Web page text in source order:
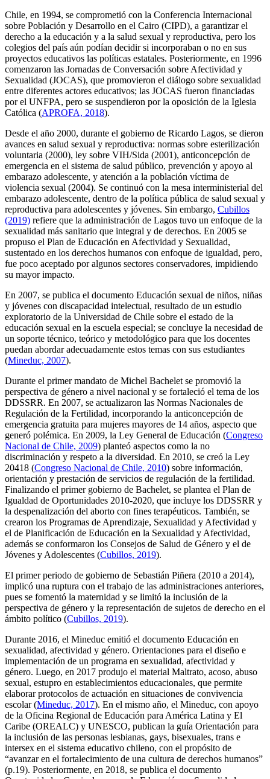
Chile, en 1994, se comprometió con la Conferencia Internacional
sobre Población y Desarrollo en el Cairo (CIPD), a garantizar el
derecho a la educación y a la salud sexual y reproductiva, pero los
colegios del país aún podían decidir si incorporaban o no en sus
proyectos educativos las políticas estatales. Posteriormente, en 1996
comenzaron las Jornadas de Conversación sobre Afectividad y
Sexualidad (JOCAS), que promovieron el diálogo sobre sexualidad
entre diferentes actores educativos; las JOCAS fueron financiadas
por el UNFPA, pero se suspendieron por la oposición de la Iglesia
Católica (APROFA, 2018).
Desde el año 2000, durante el gobierno de Ricardo Lagos, se dieron
avances en salud sexual y reproductiva: normas sobre esterilización
voluntaria (2000), ley sobre VIH/Sida (2001), anticoncepción de
emergencia en el sistema de salud público, prevención y apoyo al
embarazo adolescente, y atención a la población víctima de
violencia sexual (2004). Se continuó con la mesa interministerial del
embarazo adolescente, dentro de la política pública de salud sexual y
reproductiva para adolescentes y jóvenes. Sin embargo, Cubillos
(2019) refiere que la administración de Lagos tuvo un enfoque de la
sexualidad más sanitario que integral y de derechos. En 2005 se
propuso el Plan de Educación en Afectividad y Sexualidad,
sustentado en los derechos humanos con enfoque de igualdad, pero,
fue poco aceptado por algunos sectores conservadores, impidiendo
su mayor impacto.
En 2007, se publica el documento Educación sexual de niños, niñas
y jóvenes con discapacidad intelectual, resultado de un estudio
exploratorio de la Universidad de Chile sobre el estado de la
educación sexual en la escuela especial; se concluye la necesidad de
un soporte técnico, teórico y metodológico para que los docentes
puedan abordar adecuadamente estos temas con sus estudiantes
(Mineduc, 2007).
Durante el primer mandato de Michel Bachelet se promovió la
perspectiva de género a nivel nacional y se fortaleció el tema de los
DDSSRR. En 2007, se actualizaron las Normas Nacionales de
Regulación de la Fertilidad, incorporando la anticoncepción de
emergencia gratuita para mujeres mayores de 14 años, aspecto que
generó polémica. En 2009, la Ley General de Educación (Congreso
Nacional de Chile, 2009) planteó aspectos como la no
discriminación y respeto a la diversidad. En 2010, se creó la Ley
20418 (Congreso Nacional de Chile, 2010) sobre información,
orientación y prestación de servicios de regulación de la fertilidad.
Finalizando el primer gobierno de Bachelet, se plantea el Plan de
Igualdad de Oportunidades 2010-2020, que incluye los DDSSRR y
la despenalización del aborto con fines terapéuticos. También, se
crearon los Programas de Aprendizaje, Sexualidad y Afectividad y
el de Planificación de Educación en la Sexualidad y Afectividad,
además se conformaron los Consejos de Salud de Género y el de
Jóvenes y Adolescentes (Cubillos, 2019).
El primer periodo de gobierno de Sebastián Piñera (2010 a 2014),
implicó una ruptura con el trabajo de las administraciones anteriores,
pues se fomentó la maternidad y se limitó la inclusión de la
perspectiva de género y la representación de sujetos de derecho en el
ámbito político (Cubillos, 2019).
Durante 2016, el Mineduc emitió el documento Educación en
sexualidad, afectividad y género. Orientaciones para el diseño e
implementación de un programa en sexualidad, afectividad y
género. Luego, en 2017 produjo el material Maltrato, acoso, abuso
sexual, estupro en establecimientos educacionales, que permite
elaborar protocolos de actuación en situaciones de convivencia
escolar (Mineduc, 2017). En el mismo año, el Mineduc, con apoyo
de la Oficina Regional de Educación para América Latina y El
Caribe (OREALC) y UNESCO, publican la guía Orientación para
la inclusión de las personas lesbianas, gays, bisexuales, trans e
intersex en el sistema educativo chileno, con el propósito de
“avanzar en el fortalecimiento de una cultura de derechos humanos”
(p.19). Posteriormente, en 2018, se publica el documento